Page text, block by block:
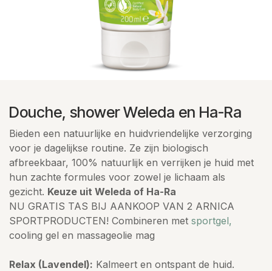
Douche, shower Weleda en Ha-Ra
Bieden een natuurlijke en huidvriendelijke verzorging
voor je dagelijkse routine. Ze zijn biologisch
afbreekbaar, 100% natuurlijk en verrijken je huid met
hun zachte formules voor zowel je lichaam als
gezicht. Keuze uit Weleda of Ha-Ra
NU GRATIS TAS BIJ AANKOOP VAN 2 ARNICA
SPORTPRODUCTEN! Combineren met sportgel,
cooling gel en massageolie mag
Relax (Lavendel): Kalmeert en ontspant de huid.